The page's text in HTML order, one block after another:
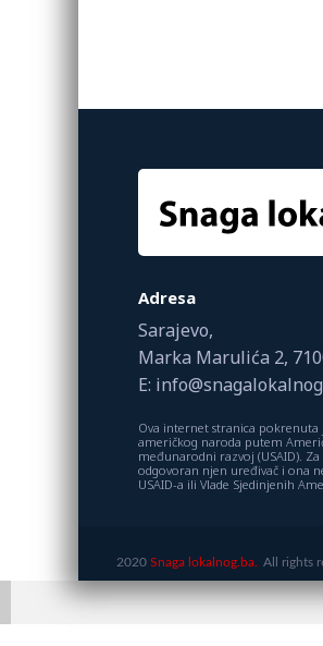
Adresa
Sarajevo,
Marka Marulića 2,
E:
Ova internet stranica pokrenuta
američkog naroda putem
međunarodni razvoj (USAID).
odgovoran njen uređivač i ona
USAID-a ili Vlade Sjedinjenih
2020 Snaga lokalnog.ba. All rights